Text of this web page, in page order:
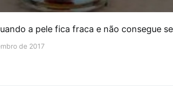
a pele fica fraca e não consegue
de 2017